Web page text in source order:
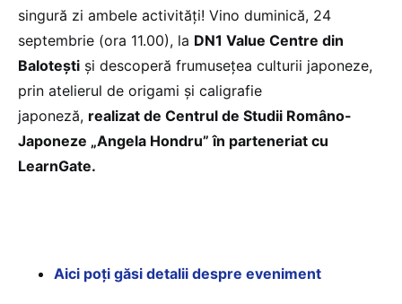
singură zi ambele activități! Vino duminică, 24
septembrie (ora 11.00), la DN1 Value Centre din
Balotești și descoperă frumusețea culturii japoneze,
prin atelierul de origami și caligrafie
japoneză, realizat de Centrul de Studii Româno-
Japoneze „Angela Hondru” în parteneriat cu
LearnGate.
Aici poți găsi detalii despre eveniment